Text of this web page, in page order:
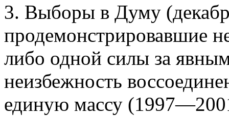
3. Выборы в Думу
продемонстрировавшие
либо одной силы за
неизбежность
единую массу